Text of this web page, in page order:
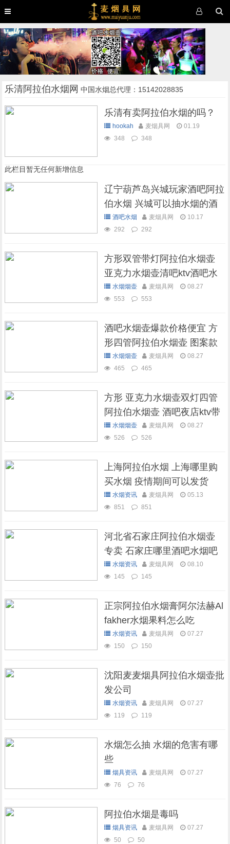
乐清阿拉伯水烟网 中国水烟总代理：15142028835
乐清有卖阿拉伯水烟的吗？
hookah 麦烟具网
01.19
348
348
此栏目暂无任何新增信息
辽宁葫芦岛兴城玩家酒吧阿拉
伯水烟 兴城可以抽水烟的酒
吧酒吧水烟 麦烟具网
10.17
292
292
方形双管带灯阿拉伯水烟壶
亚克力水烟壶清吧ktv酒吧水
烟壶水烟烟壶 麦烟具网
08.27
553
553
酒吧水烟壶爆款价格便宜 方
形四管阿拉伯水烟壶 图案款
水烟烟壶 麦烟具网
08.27
465
465
方形 亚克力水烟壶双灯四管
阿拉伯水烟壶 酒吧夜店ktv带
灯水烟壶
水烟烟壶 麦烟具网
08.27
526
526
上海阿拉伯水烟 上海哪里购
买水烟 疫情期间可以发货
吗？水烟资讯 麦烟具网
05.13
851
851
河北省石家庄阿拉伯水烟壶
专卖 石家庄哪里酒吧水烟吧
可以抽水烟
水烟资讯 麦烟具网
08.10
145
145
正宗阿拉伯水烟膏阿尔法赫Al
fakher水烟果料怎么吃
水烟资讯 麦烟具网
07.27
150
150
沈阳麦麦烟具阿拉伯水烟壶批
发公司
水烟资讯 麦烟具网
07.27
119
119
水烟怎么抽 水烟的危害有哪
些
烟具资讯 麦烟具网
07.27
76
76
阿拉伯水烟是毒吗
烟具资讯 麦烟具网
07.27
50
50